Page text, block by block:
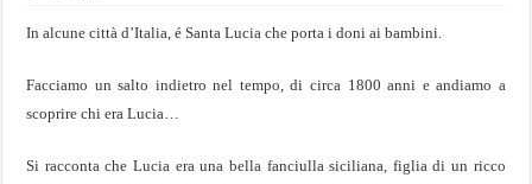
In alcune città d’Italia, é Santa Lucia che porta i doni ai bambini.
Facciamo un salto indietro nel tempo, di circa 1800 anni e andiamo a
scoprire chi era Lucia…
Si racconta che Lucia era una bella fanciulla siciliana, figlia di un ricco